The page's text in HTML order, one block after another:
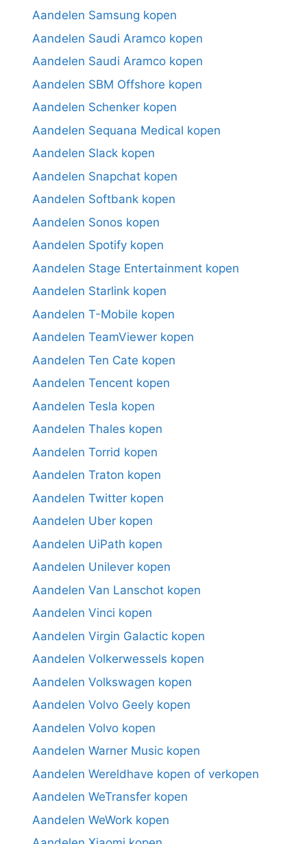
Aandelen Samsung kopen
Aandelen Saudi Aramco kopen
Aandelen Saudi Aramco kopen
Aandelen SBM Offshore kopen
Aandelen Schenker kopen
Aandelen Sequana Medical kopen
Aandelen Slack kopen
Aandelen Snapchat kopen
Aandelen Softbank kopen
Aandelen Sonos kopen
Aandelen Spotify kopen
Aandelen Stage Entertainment kopen
Aandelen Starlink kopen
Aandelen T-Mobile kopen
Aandelen TeamViewer kopen
Aandelen Ten Cate kopen
Aandelen Tencent kopen
Aandelen Tesla kopen
Aandelen Thales kopen
Aandelen Torrid kopen
Aandelen Traton kopen
Aandelen Twitter kopen
Aandelen Uber kopen
Aandelen UiPath kopen
Aandelen Unilever kopen
Aandelen Van Lanschot kopen
Aandelen Vinci kopen
Aandelen Virgin Galactic kopen
Aandelen Volkerwessels kopen
Aandelen Volkswagen kopen
Aandelen Volvo Geely kopen
Aandelen Volvo kopen
Aandelen Warner Music kopen
Aandelen Wereldhave kopen of verkopen
Aandelen WeTransfer kopen
Aandelen WeWork kopen